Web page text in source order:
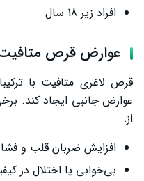
افراد زیر 18 سال
عوارض قرص
قرص لاغری متافیت با
عوارض جانبی ایجاد کند.
از:
افزایش ضربان قلب و
بی‌خوابی یا اختلال در